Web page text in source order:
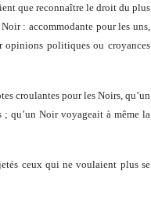
que reconnaître le droit du plus
: accommodante pour les uns,
opinions politiques ou croyances
croulantes pour les Noirs, qu’un
; qu’un Noir voyageait à même la
ceux qui ne voulaient plus se